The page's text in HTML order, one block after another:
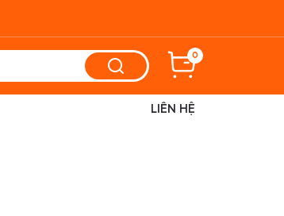
0
LIÊN HỆ